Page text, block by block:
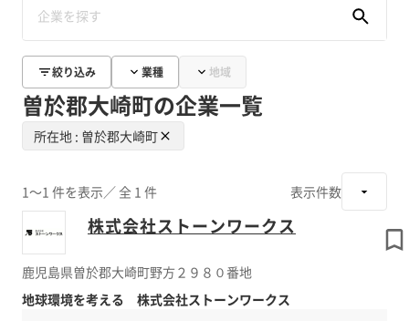
曽於郡大崎町の企業一覧
所在地 : 曽於郡大崎町
1～1 件を表示／ 全 1 件 表示件数
株式会社ストーンワークス
鹿児島県曽於郡大崎町野方２９８０番地
地球環境を考える 株式会社ストーンワークス
絞り込み 業種 地域